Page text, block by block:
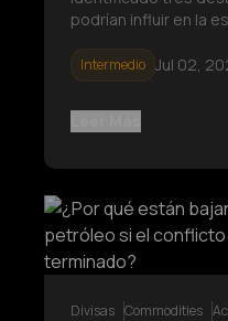
podrían influir en la
vulnerabilidades de
Descubra qué señala
Intermedio Jul 02,
Divisas Commodities